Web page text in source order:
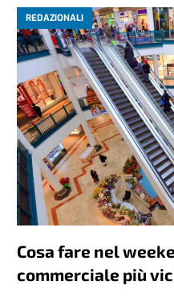
REDAZIONALI
Cosa fare nel
commerciale più